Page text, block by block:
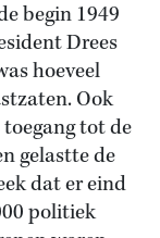
begin 1949
Drees
hoeveel
Ook
tot de
gelastte de
dat er eind
politiek